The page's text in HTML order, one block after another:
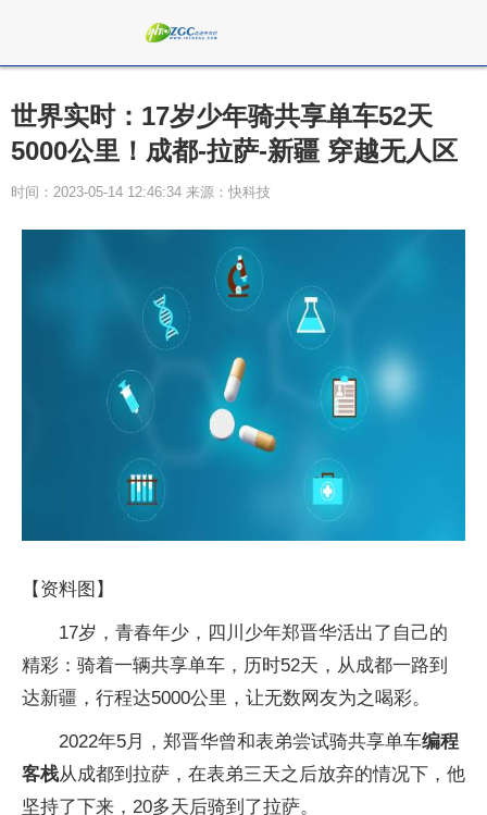
世界实时：17岁少年骑共享单车52天
5000公里！成都-拉萨-新疆 穿越无人区
时间：2023-05-14 12:46:34 来源：快科技
【资料图】
17岁，青春年少，四川少年郑晋华活出了自己的
精彩：骑着一辆共享单车，历时52天，从成都一路到
达新疆，行程达5000公里，让无数网友为之喝彩。
2022年5月，郑晋华曾和表弟尝试骑共享单车编程
客栈从成都到拉萨，在表弟三天之后放弃的情况下，他
坚持了下来，20多天后骑到了拉萨。